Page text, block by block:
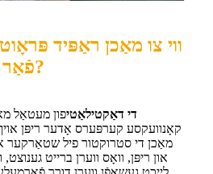
ווי צו מאַכן ראַפּיד
פֿאַר בויגן מעטאַל טיילן?
די דאַקטילאַטיפון מעטאַל
קאָנוועקסע קערפּערס אָדער ריפּן
מאַכן די סטרוקטור פיל שטאַרקער
און ריפּן, וואָס ווערן ברייט גענוצט,